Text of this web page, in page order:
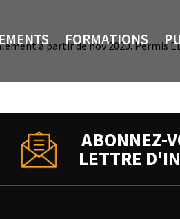
FORMATIONS
à partir de nov 2020. Permis
ABONNEZ-
LETTRE